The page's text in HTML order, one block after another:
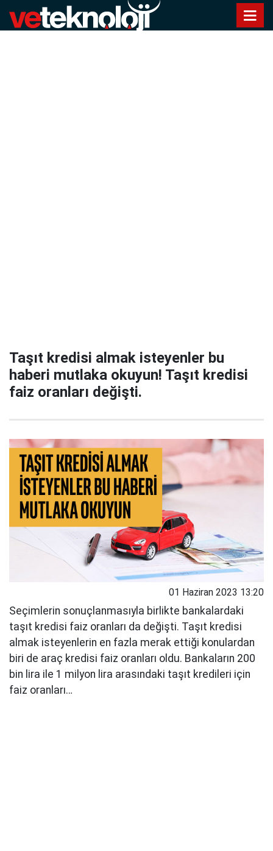
Taşıt kredisi almak isteyenler bu
haberi mutlaka okuyun! Taşıt kredisi
faiz oranları değişti.
01 Haziran 2023 13:20
Seçimlerin sonuçlanmasıyla birlikte bankalardaki
taşıt kredisi faiz oranları da değişti. Taşıt kredisi
almak isteyenlerin en fazla merak ettiği konulardan
biri de araç kredisi faiz oranları oldu. Bankaların 200
bin lira ile 1 milyon lira arasındaki taşıt kredileri için
faiz oranları…